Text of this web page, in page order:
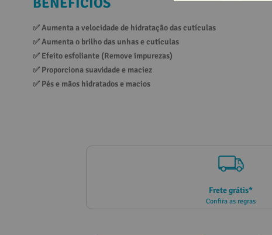
✅ Aumenta a velocidade de hidratação das cutículas
✅ Aumenta o brilho das unhas e cutículas
✅ Efeito esfoliante (Remove impurezas)
✅ Proporciona suavidade e maciez
✅ Pés e mãos hidratados e macios
Frete grátis*
Confira as regras